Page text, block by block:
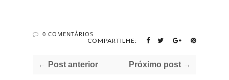
0 COMENTÁRIOS
COMPARTILHE:
← Post anterior Próximo post →